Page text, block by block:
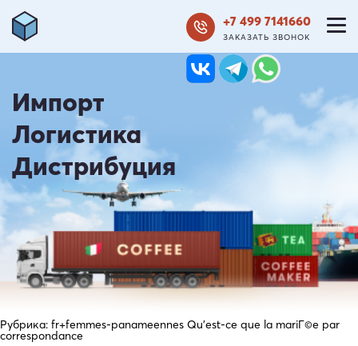
+7 499 7141660
ЗАКАЗАТЬ ЗВОНОК
Импорт
Логистика
Дистрибуция
Рубрика: fr+femmes-panameennes Qu’est-ce que la mariГ©e par
correspondance